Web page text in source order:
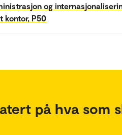
og
kontor, P50
på hva som